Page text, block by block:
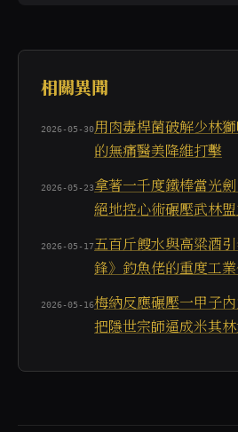
相關異聞
2026-05-30用肉毒桿菌破解少林
的無痛醫美降維打擊
2026-05-23拿著一千度鐵棒當光
絕地控心術碾壓武林
2026-05-17五百斤餿水與高粱酒
鋒》釣魚佬的重度工
2026-05-16梅納反應碾壓一甲子
把隱世宗師逼成米其